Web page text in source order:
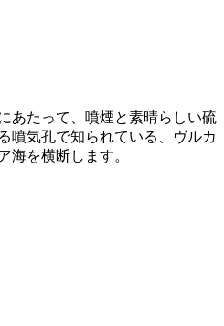
あたって、噴煙と素晴らしい硫
噴気孔で知られている、ヴルカ
海を横断します。